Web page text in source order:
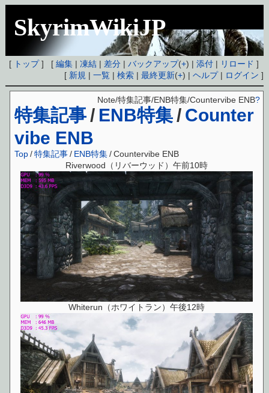
SkyrimWikiJP
[ トップ] [編集 |凍結 | 差分 |バックアップ(+) |添付 | リロード ]
[ 新規 |一覧 |検索 |最終更新(+) |ヘルプ| ログイン ]
特集記事 / ENB特集 / Counter
vibe ENB
Note/特集記事/ENB特集/Countervibe ENB?
Top /特集記事/ ENB特集/ Countervibe ENB
Riverwood（リバーウッド）午前10時
Whiterun（ホワイトラン）午後12時